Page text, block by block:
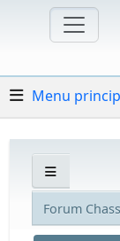
Menu
Forum